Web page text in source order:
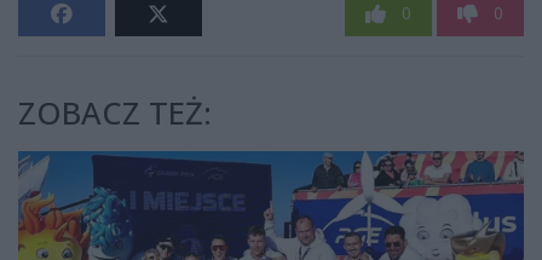
0 0
ZOBACZ TEŻ: